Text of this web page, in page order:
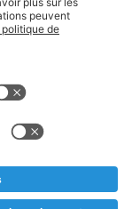
jusqu'à
serions
et TVA incl.
a été adoptée